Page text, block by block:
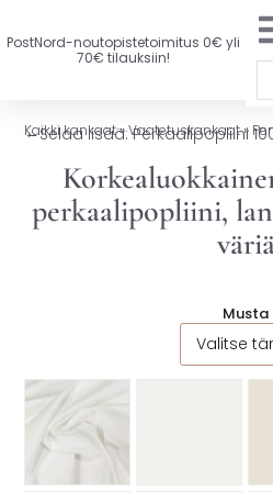
PostNord-noutopistetoimitus 0€ yli
70€ tilauksiin!
UUTTA VALIKOIMASSA
KAIKKI KANKAAT
LISENSOIDUT KANKAAT
KANKAAT A-Ö
Kaikki kankaat»Vaatetuskankaat»
←Selaa lisää: Perkaalipopliini
perkaalipopliini,
Musta
Valitse